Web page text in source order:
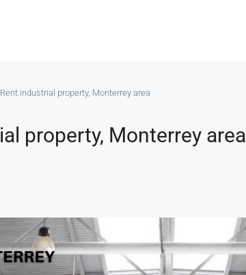
Rent industrial property, Monterrey area
property, Monterrey area